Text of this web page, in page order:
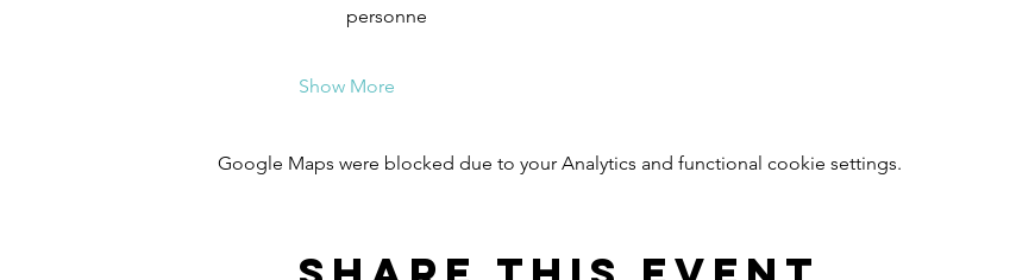
personne
Show More
Google Maps were blocked due to your Analytics and functional cookie settings.